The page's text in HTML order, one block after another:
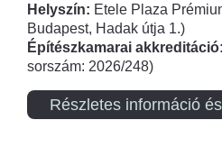
Helyszín: Etele Plaza
Budapest, Hadak útja 1.)
Építészkamarai akkreditáció:
sorszám: 2026/248)
Részletes információ